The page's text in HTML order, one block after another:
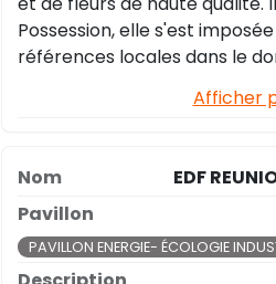
Possession, elle s'est
références locales dans le
Afficher
EDF
PAVILLON ENERGIE- ÉCOLOGIE